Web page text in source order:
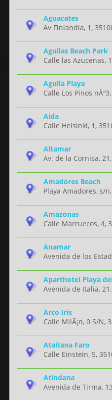
Aguacates
Av Finlandia, 1,
Aguilas Beach Park
Calle las Azucenas,
Aguila Playa
Calle Los Pinos
Aida
Calle Helsinki, 1,
Altamar
Av. de la Cornisa,
Amadores Beach
Playa Amadores, s/
Amazonas
Calle Marruecos, 4,
Anamar
Avenida de los
Aparthotel Playa
Avenida de Italia,
Arco Iris
Calle MilÃ¡n, 0 S/N,
Ataitana Faro
Calle Einstein, 5,
Atindana
Avenida de Tirma,